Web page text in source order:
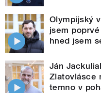
Olympijský
jsem
hned jsem
Ján
Zlatovlásce
temno v